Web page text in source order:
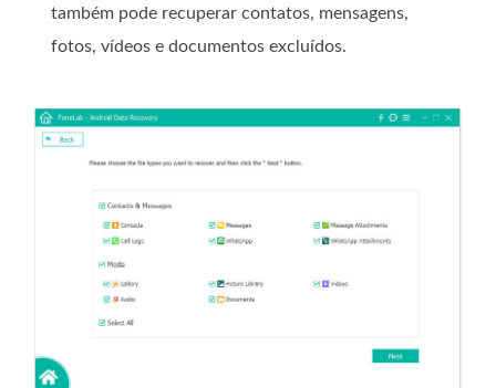
também pode recuperar contatos, mensagens,
fotos, vídeos e documentos excluídos.